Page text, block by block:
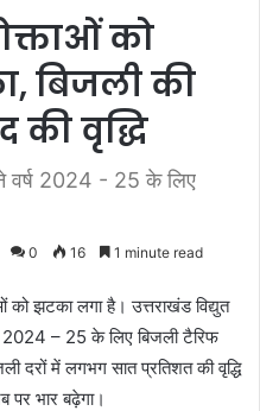
को
बिजली की
की वृद्धि
ने वर्ष 2024 - 25 के लिए
0 16 1 minute read
को झटका लगा है। उत्तराखंड विद्युत
2024 – 25 के लिए बिजली टैरिफ
दरों में लगभग सात प्रतिशत की वृद्धि
पर भार बढ़ेगा।